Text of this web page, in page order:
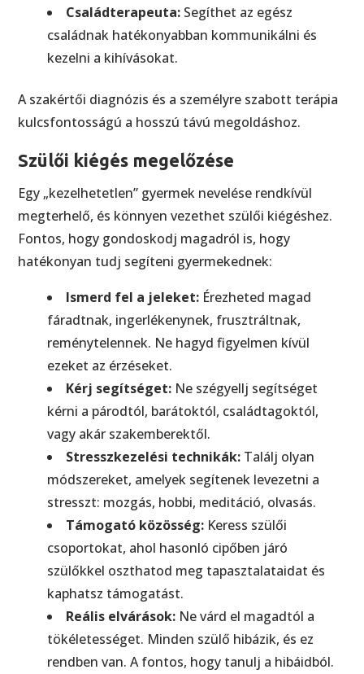
Családterapeuta: Segíthet az egész
családnak hatékonyabban kommunikálni és
kezelni a kihívásokat.
A szakértői diagnózis és a személyre szabott terápia
kulcsfontosságú a hosszú távú megoldáshoz.
Szülői kiégés megelőzése
Egy „kezelhetetlen” gyermek nevelése rendkívül
megterhelő, és könnyen vezethet szülői kiégéshez.
Fontos, hogy gondoskodj magadról is, hogy
hatékonyan tudj segíteni gyermekednek:
Ismerd fel a jeleket: Érezheted magad
fáradtnak, ingerlékenynek, frusztráltnak,
reménytelennek. Ne hagyd figyelmen kívül
ezeket az érzéseket.
Kérj segítséget: Ne szégyellj segítséget
kérni a párodtól, barátoktól, családtagoktól,
vagy akár szakemberektől.
Stresszkezelési technikák: Találj olyan
módszereket, amelyek segítenek levezetni a
stresszt: mozgás, hobbi, meditáció, olvasás.
Támogató közösség: Keress szülői
csoportokat, ahol hasonló cipőben járó
szülőkkel oszthatod meg tapasztalataidat és
kaphatsz támogatást.
Reális elvárások: Ne várd el magadtól a
tökéletességet. Minden szülő hibázik, és ez
rendben van. A fontos, hogy tanulj a hibáidból.